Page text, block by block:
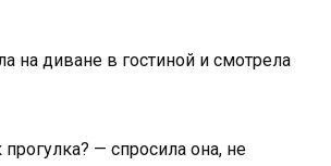
на диване в гостиной и смотрела
— спросила она, не